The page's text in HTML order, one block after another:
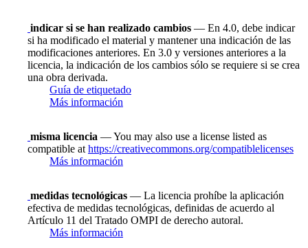
indicar si se han realizado cambios — En 4.0, debe indicar
si ha modificado el material y mantener una indicación de las
modificaciones anteriores. En 3.0 y versiones anteriores a la
licencia, la indicación de los cambios sólo se requiere si se crea
una obra derivada.
Guía de etiquetado
Más información
misma licencia — You may also use a license listed as
compatible at https://creativecommons.org/compatiblelicenses
Más información
medidas tecnológicas — La licencia prohíbe la aplicación
efectiva de medidas tecnológicas, definidas de acuerdo al
Artículo 11 del Tratado OMPI de derecho autoral.
Más información